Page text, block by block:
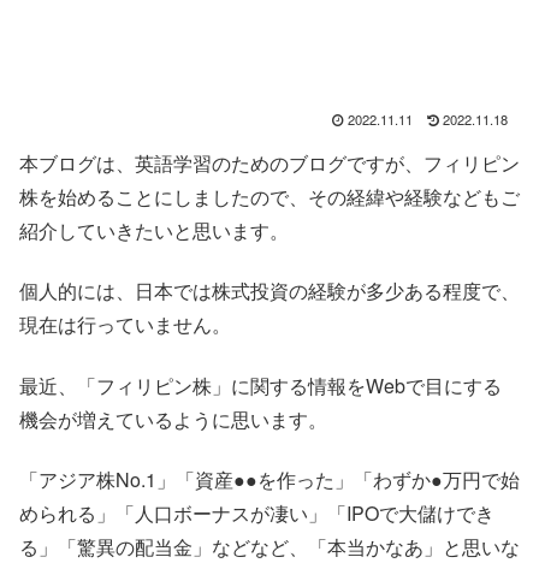
2022.11.11 2022.11.18
本ブログは、英語学習のためのブログですが、フィリピン
株を始めることにしましたので、その経緯や経験などもご
紹介していきたいと思います。
個人的には、日本では株式投資の経験が多少ある程度で、
現在は行っていません。
最近、「フィリピン株」に関する情報をWebで目にする
機会が増えているように思います。
「アジア株No.1」「資産●●を作った」「わずか●万円で始
められる」「人口ボーナスが凄い」「IPOで大儲けでき
る」「驚異の配当金」などなど、「本当かなあ」と思いな